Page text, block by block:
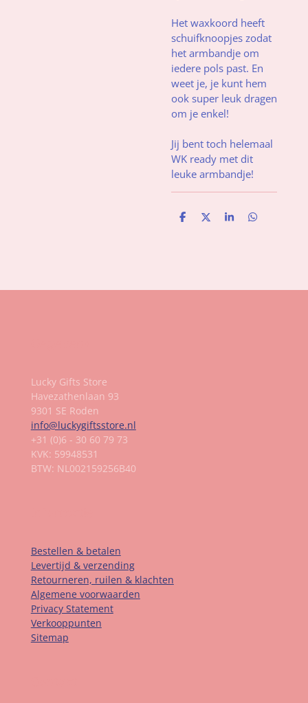
Het waxkoord heeft
schuifknoopjes zodat
het armbandje om
iedere pols past. En
weet je, je kunt hem
ook super leuk dragen
om je enkel!
Jij bent toch helemaal
WK ready met dit
leuke armbandje!
D
D
S
D
Lucky Gifts Store
Havezathenlaan 93
9301 SE Roden
info@luckygiftsstore.nl
+31 (0)6 - 30 60 79 73
KVK: 59948531
BTW: NL002159256B40
Bestellen & betalen
Levertijd & verzending
Retourneren, ruilen & klachten
Algemene voorwaarden
Privacy Statement
Verkooppunten
Sitemap